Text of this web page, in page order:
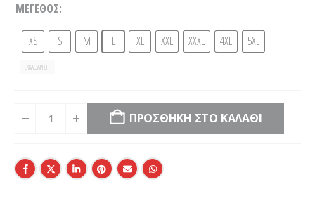
ΜΈΓΕΘΟΣ
XS S M L XL XXL XXXL 4XL 5XL
ΕΚΚΑΘΆΡΙΣΗ
ΠΡΟΣΘΉΚΗ ΣΤΟ ΚΑΛΆΘΙ